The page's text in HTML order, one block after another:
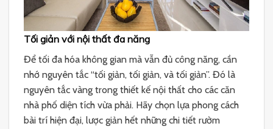
Tối giản với nội thất đa năng
Để tối đa hóa không gian mà vẫn đủ công năng, cần
nhớ nguyên tắc “tối giản, tối giản, và tối giản”. Đó là
nguyên tắc vàng trong thiết kế nội thất cho các căn
nhà phố diện tích vừa phải. Hãy chọn lựa phong cách
bài trí hiện đại, lược giản hết những chi tiết rườm